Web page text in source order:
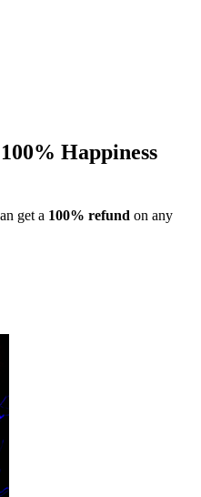
Happiness
get a 100% refund on any